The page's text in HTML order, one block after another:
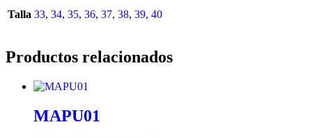
Talla 33, 34, 35, 36, 37, 38, 39, 40
Productos relacionados
MAPU01